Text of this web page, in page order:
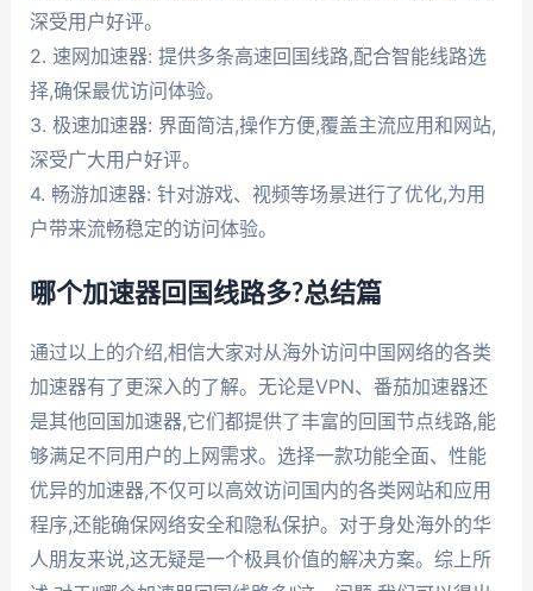
深受用户好评。
2. 速网加速器: 提供多条高速回国线路,配合智能线路选
择,确保最优访问体验。
3. 极速加速器: 界面简洁,操作方便,覆盖主流应用和网站,
深受广大用户好评。
4. 畅游加速器: 针对游戏、视频等场景进行了优化,为用
户带来流畅稳定的访问体验。
哪个加速器回国线路多?总结篇
通过以上的介绍,相信大家对从海外访问中国网络的各类
加速器有了更深入的了解。无论是VPN、番茄加速器还
是其他回国加速器,它们都提供了丰富的回国节点线路,能
够满足不同用户的上网需求。选择一款功能全面、性能
优异的加速器,不仅可以高效访问国内的各类网站和应用
程序,还能确保网络安全和隐私保护。对于身处海外的华
人朋友来说,这无疑是一个极具价值的解决方案。综上所